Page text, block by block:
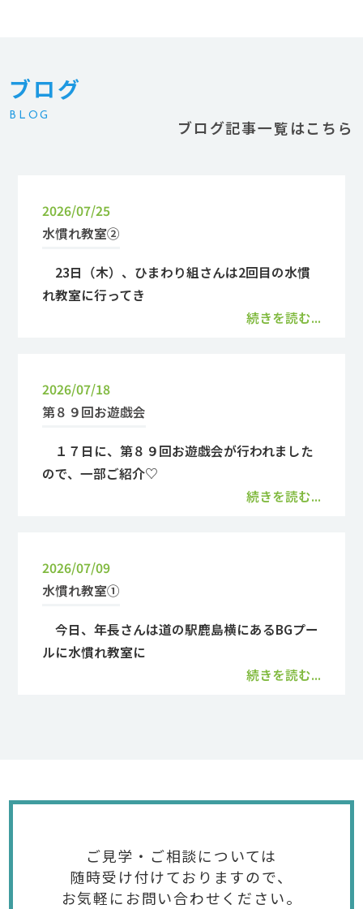
ブログ
BLOG
ブログ記事一覧はこちら
2026/07/25
水慣れ教室②
23日（木）、ひまわり組さんは2回目の水慣
れ教室に行ってき
続きを読む...
2026/07/18
第８９回お遊戯会
１７日に、第８９回お遊戯会が行われました
ので、一部ご紹介♡
続きを読む...
2026/07/09
水慣れ教室①
今日、年長さんは道の駅鹿島横にあるBGプー
ルに水慣れ教室に
続きを読む...
ご見学・ご相談については
随時受け付けておりますので、
お気軽にお問い合わせください。